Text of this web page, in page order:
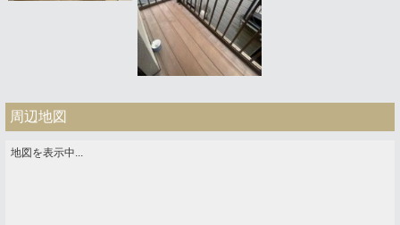
周辺地図
地図を表示中...